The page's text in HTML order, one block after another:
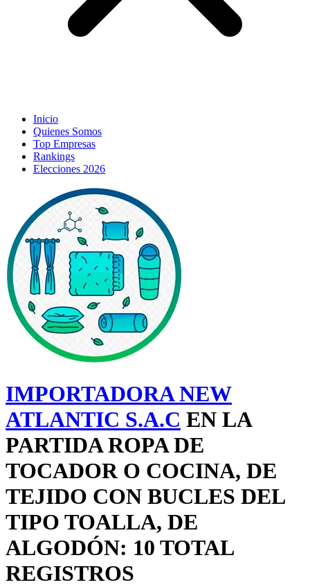
Inicio
Quienes Somos
Top Empresas
Rankings
Elecciones 2026
IMPORTADORA NEW
ATLANTIC S.A.C EN LA
PARTIDA ROPA DE
TOCADOR O COCINA, DE
TEJIDO CON BUCLES DEL
TIPO TOALLA, DE
ALGODÓN: 10 TOTAL
REGISTROS